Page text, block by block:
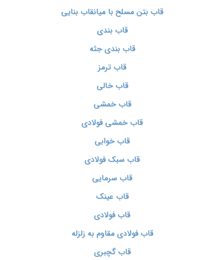
قاب بتن مسلح با میانقاب بنایی
قاب بندی
قاب بندی جثه
قاب ترمز
قاب خالی
قاب خمشی
قاب خمشی فولادی
قاب خوابی
قاب سبک فولادی
قاب سرمایی
قاب عینک
قاب فولادی
قاب فولادی مقاوم به زلزله
قاب گچبری